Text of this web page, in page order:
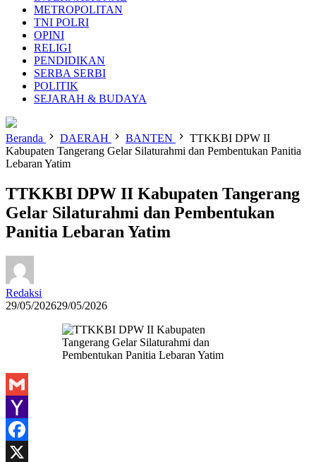
METROPOLITAN
TNI POLRI
OPINI
RELIGI
PENDIDIKAN
SERBA SERBI
POLITIK
SEJARAH & BUDAYA
Beranda DAERAH BANTEN
TTKKBI DPW II
Kabupaten Tangerang Gelar Silaturahmi dan Pembentukan Panitia
Lebaran Yatim
TTKKBI DPW II Kabupaten Tangerang
Gelar Silaturahmi dan Pembentukan
Panitia Lebaran Yatim
Redaksi
29/05/202629/05/2026
Gmail
Yahoo
Mail
Facebook